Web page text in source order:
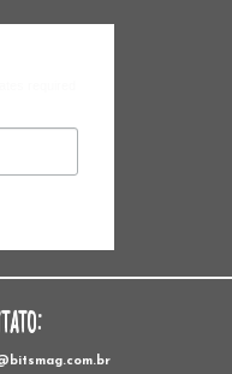
required